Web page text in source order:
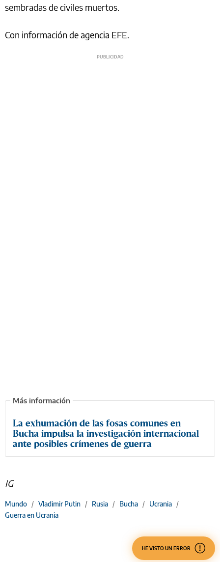
sembradas de civiles muertos.
Con información de agencia EFE.
La exhumación de las fosas comunes en
Bucha impulsa la investigación internacional
ante posibles crímenes de guerra
IG
Mundo / Vladimir Putin / Rusia / Bucha / Ucrania /
Guerra en Ucrania
HE VISTO UN ERROR